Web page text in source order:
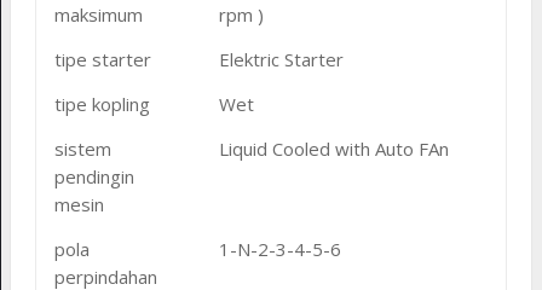
maksimum
rpm )
tipe starter
Elektric Starter
tipe kopling
Wet
sistem
pendingin
mesin
Liquid Cooled with Auto FAn
pola
perpindahan
1-N-2-3-4-5-6